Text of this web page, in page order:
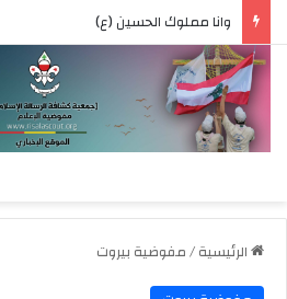
وانا مملوك الحسين (ع)
الرئيسية/مفوضية بيروت